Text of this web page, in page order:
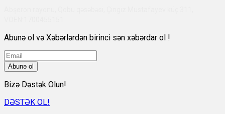
Abunə ol və Xəbərlərdən birinci sən xəbərdar ol !
Abunə ol
Bizə Dəstək Olun!
DƏSTƏK OL!